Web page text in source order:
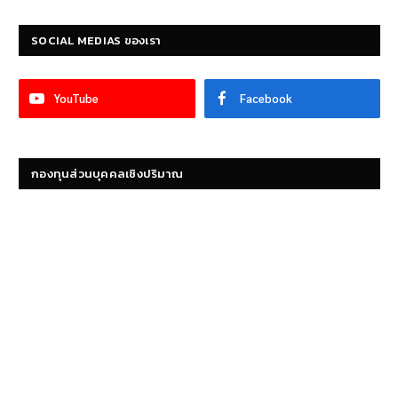
SOCIAL MEDIAS ของเรา
YouTube Facebook
กองทุนส่วนบุคคลเชิงปริมาณ